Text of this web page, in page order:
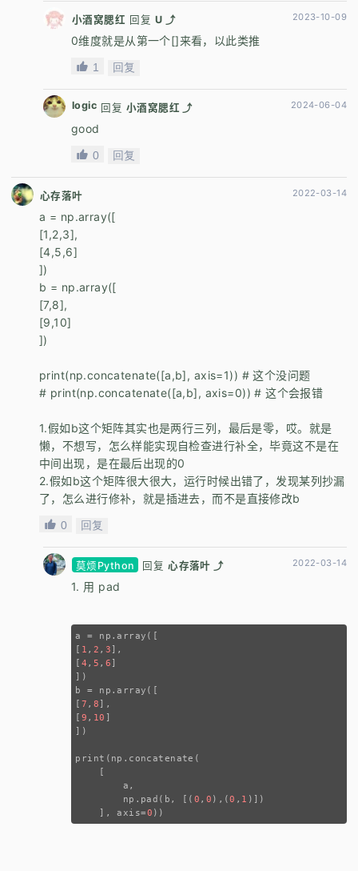
小酒窝腮红 回复 U ⤴ 2023-10-09
0维度就是从第一个[]来看，以此类推
1 回复
logic 回复 小酒窝腮红 ⤴ 2024-06-04
good
0 回复
心存落叶 2022-03-14
a = np.array([
[1,2,3],
[4,5,6]
])
b = np.array([
[7,8],
[9,10]
])
print(np.concatenate([a,b], axis=1)) # 这个没问题
# print(np.concatenate([a,b], axis=0)) # 这个会报错
1.假如b这个矩阵其实也是两行三列，最后是零，哎。就是
懒，不想写，怎么样能实现自检查进行补全，毕竟这不是在
中间出现，是在最后出现的0
2.假如b这个矩阵很大很大，运行时候出错了，发现某列抄漏
了，怎么进行修补，就是插进去，而不是直接修改b
0 回复
莫烦Python 回复 心存落叶 ⤴ 2022-03-14
1. 用 pad
a = np.array([
[ 1 , 2 , 3 ],
[ 4 , 5 , 6 ]
])
b = np.array([
[ 7 , 8 ],
[ 9 , 10 ]
])
print(np.concatenate(
    [
        a,
        np.pad(b, [(
0 , 0 ),(0 , 1 )])
    ], axis=
0 ))